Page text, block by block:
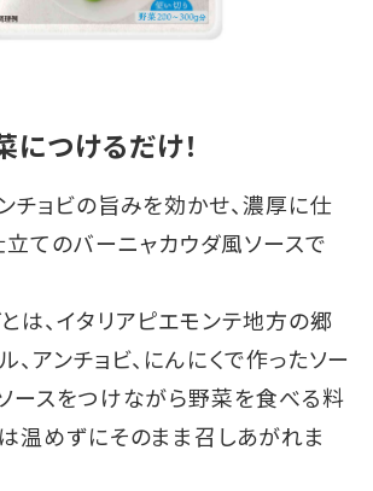
つけるだけ！
チョビの旨みを効かせ、濃厚に仕
立てのバーニャカウダ風ソースで
は、イタリアピエモンテ地方の郷
アンチョビ、にんにくで作ったソー
ースをつけながら野菜を食べる料
温めずにそのまま召しあがれま